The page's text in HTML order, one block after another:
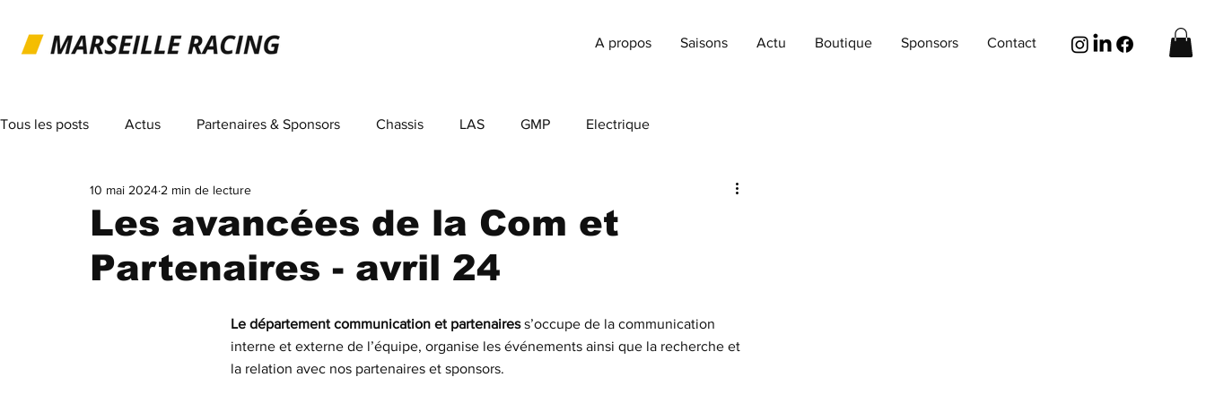
A propos Saisons Actu Boutique Sponsors Contact
Tous les posts Actus Partenaires & Sponsors Chassis LAS GMP Electrique
Les avancées de la Com et
Partenaires - avril 24
10 mai 2024 2 min de lecture
Le département communication et partenaires s’occupe de la communication
interne et externe de l’équipe, organise les événements ainsi que la recherche et
la relation avec nos partenaires et sponsors.